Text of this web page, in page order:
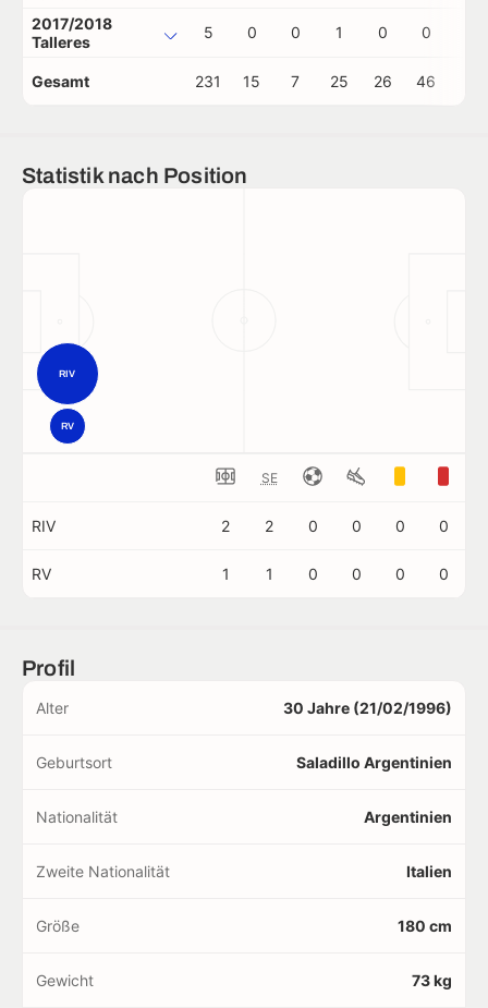
2017/2018
Talleres
5 0 0 1 0 0
Gesamt 231 15 7 25 26 46
Statistik nach Position
RIV
RV
SE
RIV 2 2 0 0 0 0
RV 1 1 0 0 0 0
Profil
Alter 30 Jahre (21/02/1996)
Geburtsort Saladillo Argentinien
Nationalität Argentinien
Zweite Nationalität Italien
Größe 180 cm
Gewicht 73 kg